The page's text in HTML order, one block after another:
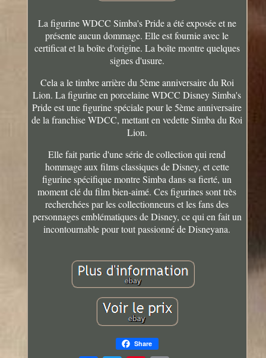
La figurine WDCC Simba's Pride a été exposée et ne
présente aucun dommage. Elle est fournie avec le
certificat et la boîte d'origine. La boîte montre quelques
signes d'usure.
Cela a le timbre arrière du 5ème anniversaire du Roi
Lion. La figurine en porcelaine WDCC Disney Simba's
Pride est une figurine spéciale pour le 5ème anniversaire
de la franchise WDCC, mettant en vedette Simba du Roi
Lion.
Elle fait partie d'une série de collection qui rend
hommage aux films classiques de Disney, et cette
figurine spécifique montre Simba dans sa fierté, un
moment clé du film bien-aimé. Ces figurines sont très
recherchées par les collectionneurs et les fans des
personnages emblématiques de Disney, ce qui en fait un
incontournable pour tout passionné de Disneyana.
Share